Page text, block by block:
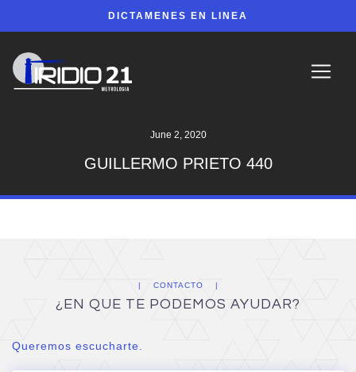
DICTAMENES EN LINEA
June 2, 2020
GUILLERMO PRIETO 440
CONTACTO
¿EN QUE TE PODEMOS AYUDAR?
Queremos escucharte.